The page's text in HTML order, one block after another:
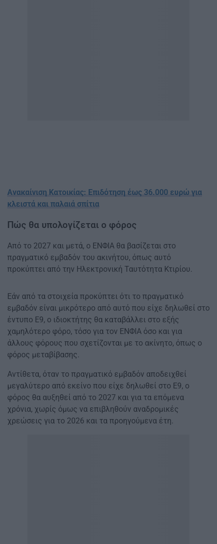
Ανακαίνιση Κατοικίας: Επιδότηση έως 36.000 ευρώ για
κλειστά και παλαιά σπίτια
Πώς θα υπολογίζεται ο φόρος
Από το 2027 και μετά, ο ΕΝΦΙΑ θα βασίζεται στο
πραγματικό εμβαδόν του ακινήτου, όπως αυτό
προκύπτει από την Ηλεκτρονική Ταυτότητα Κτιρίου.
Εάν από τα στοιχεία προκύπτει ότι το πραγματικό
εμβαδόν είναι μικρότερο από αυτό που είχε δηλωθεί στο
έντυπο Ε9, ο ιδιοκτήτης θα καταβάλλει στο εξής
χαμηλότερο φόρο, τόσο για τον ΕΝΦΙΑ όσο και για
άλλους φόρους που σχετίζονται με το ακίνητο, όπως ο
φόρος μεταβίβασης.
Αντίθετα, όταν το πραγματικό εμβαδόν αποδειχθεί
μεγαλύτερο από εκείνο που είχε δηλωθεί στο Ε9, ο
φόρος θα αυξηθεί από το 2027 και για τα επόμενα
χρόνια, χωρίς όμως να επιβληθούν αναδρομικές
χρεώσεις για το 2026 και τα προηγούμενα έτη.